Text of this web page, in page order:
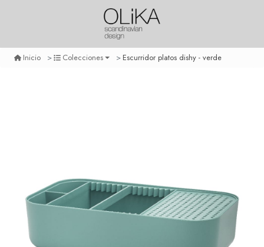
Inicio Colecciones Escurridor platos dishy - verde